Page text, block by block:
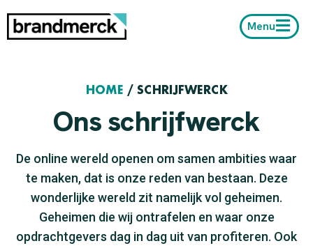
Menu
HOME / SCHRIJFWERCK
Ons schrijfwerck
De online wereld openen om samen ambities waar
te maken, dat is onze reden van bestaan. Deze
wonderlijke wereld zit namelijk vol geheimen.
Geheimen die wij ontrafelen en waar onze
opdrachtgevers dag in dag uit van profiteren. Ook